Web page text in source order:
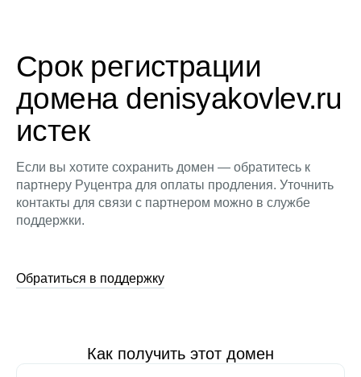
Срок регистрации
домена denisyakovlev.ru
истек
Если вы хотите сохранить домен — обратитесь к
партнеру Руцентра для оплаты продления. Уточнить
контакты для связи с партнером можно в службе
поддержки.
Обратиться в поддержку
Как получить этот домен